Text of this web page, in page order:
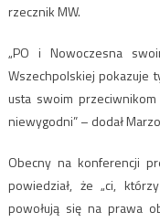
rzecznik MW.
„PO i Nowoczesna
Wszechpolskiej pokazuje
usta swoim
niewygodni” – dodał
Obecny na konferencji
powiedział, że „ci,
powołują się na prawa